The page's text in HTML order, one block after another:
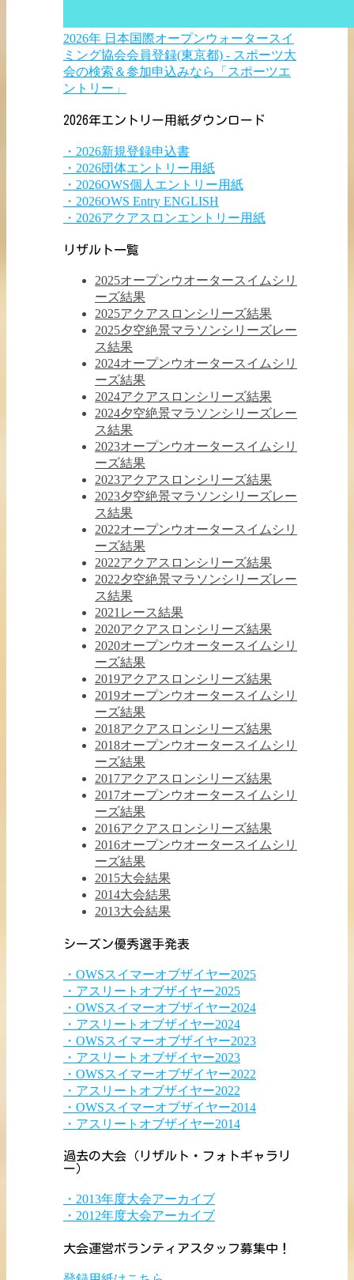
2026年 日本国際オープンウォータースイ
ミング協会会員登録(東京都) - スポーツ大
会の検索＆参加申込みなら「スポーツエ
ントリー」
2026年エントリー用紙ダウンロード
・2026新規登録申込書
・2026団体エントリー用紙
・2026OWS個人エントリー用紙
・2026OWS Entry ENGLISH
・2026アクアスロンエントリー用紙
リザルト一覧
2025オープンウオータースイムシリ
ーズ結果
2025アクアスロンシリーズ結果
2025夕空絶景マラソンシリーズレー
ス結果
2024オープンウオータースイムシリ
ーズ結果
2024アクアスロンシリーズ結果
2024夕空絶景マラソンシリーズレー
ス結果
2023オープンウオータースイムシリ
ーズ結果
2023アクアスロンシリーズ結果
2023夕空絶景マラソンシリーズレー
ス結果
2022オープンウオータースイムシリ
ーズ結果
2022アクアスロンシリーズ結果
2022夕空絶景マラソンシリーズレー
ス結果
2021レース結果
2020アクアスロンシリーズ結果
2020オープンウオータースイムシリ
ーズ結果
2019アクアスロンシリーズ結果
2019オープンウオータースイムシリ
ーズ結果
2018アクアスロンシリーズ結果
2018オープンウオータースイムシリ
ーズ結果
2017アクアスロンシリーズ結果
2017オープンウオータースイムシリ
ーズ結果
2016アクアスロンシリーズ結果
2016オープンウオータースイムシリ
ーズ結果
2015大会結果
2014大会結果
2013大会結果
シーズン優秀選手発表
・OWSスイマーオブザイヤー2025
・アスリートオブザイヤー2025
・OWSスイマーオブザイヤー2024
・アスリートオブザイヤー2024
・OWSスイマーオブザイヤー2023
・アスリートオブザイヤー2023
・OWSスイマーオブザイヤー2022
・アスリートオブザイヤー2022
・OWSスイマーオブザイヤー2014
・アスリートオブザイヤー2014
過去の大会（リザルト・フォトギャラリ
ー）
・2013年度大会アーカイブ
・2012年度大会アーカイブ
大会運営ボランティアスタッフ募集中！